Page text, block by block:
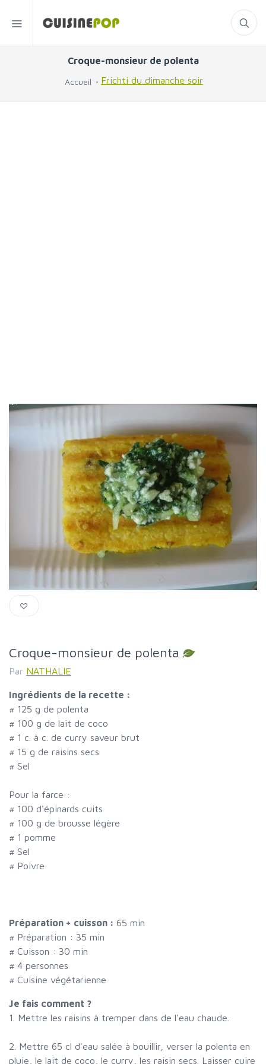
Croque-monsieur de polenta
Accueil Frichti du dimanche soir
Croque-monsieur de polenta
Par NATHALIE
Ingrédients de la recette :
# 125 g de polenta
# 100 g de lait de coco
# 1 c. à c. de curry saveur brut
# 15 g de raisins secs
# Sel
Pour la farce :
# 100 d'épinards cuits
# 100 g de brousse légère
# 1 pomme
# Sel
# Poivre
Préparation + cuisson : 65 min
# Préparation : 35 min
# Cuisson : 30 min
# 4 personnes
# Cuisine végétarienne
Je fais comment ?
1. Mettre les raisins à tremper dans de l'eau chaude.
2. Mettre 65 cl d'eau salée à bouillir, verser la polenta en
pluie, le lait de coco, le curry, les raisin secs. Laisser cuire